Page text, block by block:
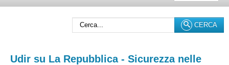
CERCA
Udir su La Repubblica - Sicurezza nelle